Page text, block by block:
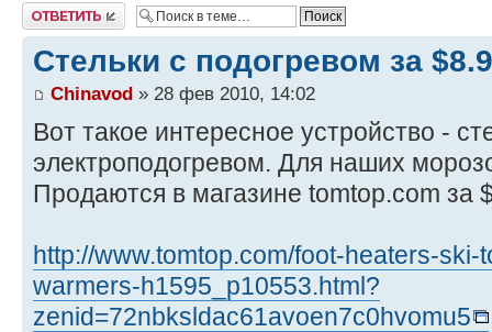
Комментировать
Стельки с подогревом за
Chinavod » 28 фев 2010, 14:02
Вот такое интересное устройство -
электроподогревом. Для наших
Продаются в магазине tomtop.com за
http://www.tomtop.com/foot-heaters-
warmers-h1595_p10553.html?
zenid=72nbksldac61avoen7c0hvomu5